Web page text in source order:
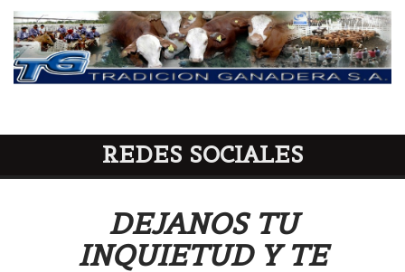
REDES SOCIALES
DEJANOS TU
INQUIETUD Y TE